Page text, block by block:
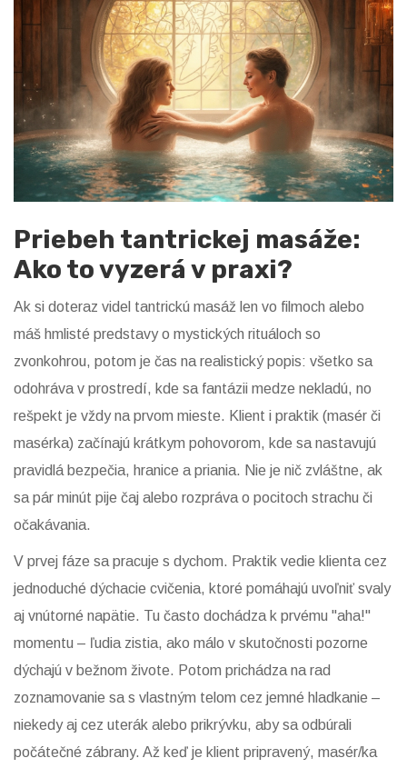
Priebeh tantrickej masáže:
Ako to vyzerá v praxi?
Ak si doteraz videl tantrickú masáž len vo filmoch alebo
máš hmlisté predstavy o mystických rituáloch so
zvonkohrou, potom je čas na realistický popis: všetko sa
odohráva v prostredí, kde sa fantázii medze nekladú, no
rešpekt je vždy na prvom mieste. Klient i praktik (masér či
masérka) začínajú krátkym pohovorom, kde sa nastavujú
pravidlá bezpečia, hranice a priania. Nie je nič zvláštne, ak
sa pár minút pije čaj alebo rozpráva o pocitoch strachu či
očakávania.
V prvej fáze sa pracuje s dychom. Praktik vedie klienta cez
jednoduché dýchacie cvičenia, ktoré pomáhajú uvoľniť svaly
aj vnútorné napätie. Tu často dochádza k prvému "aha!"
momentu – ľudia zistia, ako málo v skutočnosti pozorne
dýchajú v bežnom živote. Potom prichádza na rad
zoznamovanie sa s vlastným telom cez jemné hladkanie –
niekedy aj cez uterák alebo prikrývku, aby sa odbúrali
počátečné zábrany. Až keď je klient pripravený, masér/ka